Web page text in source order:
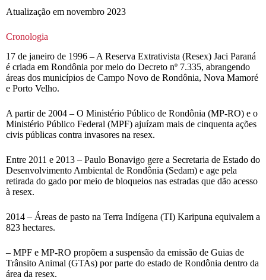
Atualização em novembro 2023
Cronologia
17 de janeiro de 1996 – A Reserva Extrativista (Resex) Jaci Paraná
é criada em Rondônia por meio do Decreto nº 7.335, abrangendo
áreas dos municípios de Campo Novo de Rondônia, Nova Mamoré
e Porto Velho.
A partir de 2004 – O Ministério Público de Rondônia (MP-RO) e o
Ministério Público Federal (MPF) ajuízam mais de cinquenta ações
civis públicas contra invasores na resex.
Entre 2011 e 2013 – Paulo Bonavigo gere a Secretaria de Estado do
Desenvolvimento Ambiental de Rondônia (Sedam) e age pela
retirada do gado por meio de bloqueios nas estradas que dão acesso
à resex.
2014 – Áreas de pasto na Terra Indígena (TI) Karipuna equivalem a
823 hectares.
– MPF e MP-RO propõem a suspensão da emissão de Guias de
Trânsito Animal (GTAs) por parte do estado de Rondônia dentro da
área da resex.